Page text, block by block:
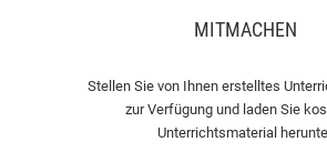
MITMACHEN
Stellen Sie von Ihnen erstelltes
zur Verfügung und laden Sie
Unterrichtsmaterial